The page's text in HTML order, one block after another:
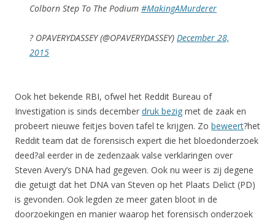
Colborn Step To The Podium #MakingAMurderer
? OPAVERYDASSEY (@OPAVERYDASSEY) December 28,
2015
Ook het bekende RBI, ofwel het Reddit Bureau of
Investigation is sinds december druk bezig met de zaak en
probeert nieuwe feitjes boven tafel te krijgen. Zo beweert?het
Reddit team dat de forensisch expert die het bloedonderzoek
deed?al eerder in de zedenzaak valse verklaringen over
Steven Avery’s DNA had gegeven. Ook nu weer is zij degene
die getuigt dat het DNA van Steven op het Plaats Delict (PD)
is gevonden. Ook legden ze meer gaten bloot in de
doorzoekingen en manier waarop het forensisch onderzoek